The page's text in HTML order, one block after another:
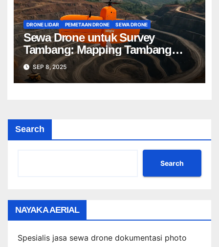
DRONE LIDAR PEMETAAN DRONE SEWA DRONE
Sewa Drone untuk Survey
Tambang: Mapping Tambang
Profesional Lebih Cepat & Akurat
SEP 8, 2025
Search
Search
NAYAKA AERIAL
Spesialis jasa sewa drone dokumentasi photo